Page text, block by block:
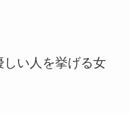
い人を挙げる女